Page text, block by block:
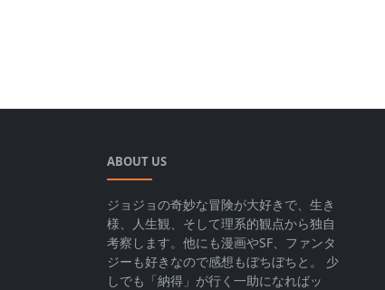
ABOUT US
ジョジョの奇妙な冒険が大好きで、生き
様、人生観、そして理系的観点から独自
考察します。他にも漫画やSF、ファンタ
ジーも好きなので感想もぼちぼちと。 少
しでも「納得」が行く一助になればッ